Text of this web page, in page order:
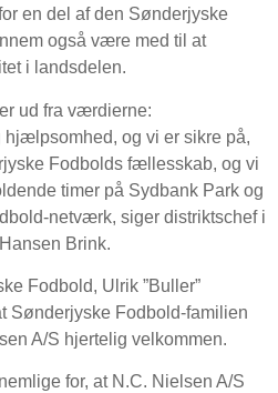
en del af den Sønderjyske
også være med til at
i landsdelen.
ud fra værdierne:
og vi er sikre på,
Fodbolds fællesskab, og vi
timer på Sydbank Park og
netværk, siger distriktschef i
Brink.
Fodbold, Ulrik ”Buller”
Sønderjyske Fodbold-familien
A/S hjertelig velkommen.
for, at N.C. Nielsen A/S